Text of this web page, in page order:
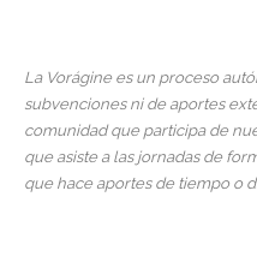
La Vorágine es un proceso
subvenciones ni de aportes
comunidad que participa de
que asiste a las jornadas de
que hace aportes de tiempo o